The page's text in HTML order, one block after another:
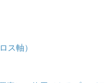
ス軸）